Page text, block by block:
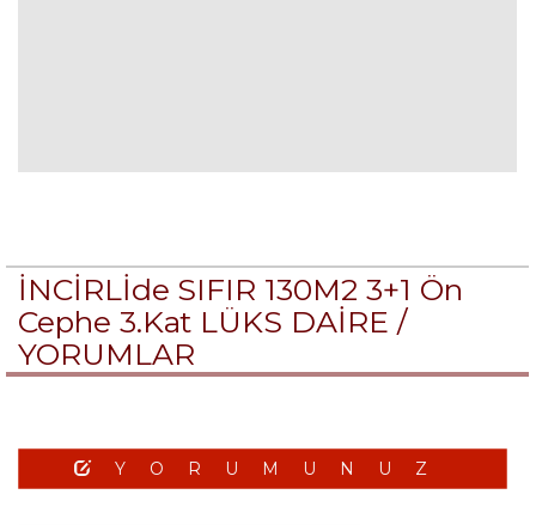
İNCİRLİde SIFIR 130M2 3+1 Ön
Cephe 3.Kat LÜKS DAİRE /
YORUMLAR
YORUMUNUZ